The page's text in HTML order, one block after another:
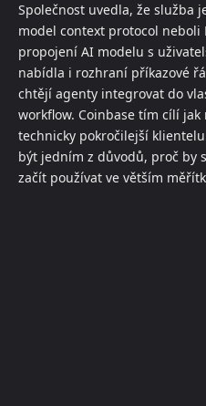
Společnost uvedla, že služba
model context protocol neboli
propojení AI modelu s
nabídla i rozhraní příkazové
chtějí agenty integrovat do
workflow. Coinbase tím cílí
technicky pokročilejší
být jedním z důvodů, proč by
začít používat ve větším